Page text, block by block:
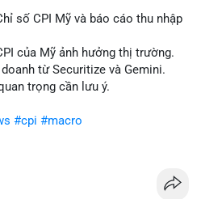
số CPI Mỹ và báo cáo thu nhập
của Mỹ ảnh hưởng thị trường.
từ Securitize và Gemini.
trọng cần lưu ý.
#cpi #macro